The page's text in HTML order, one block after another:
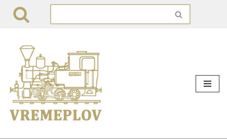
springen